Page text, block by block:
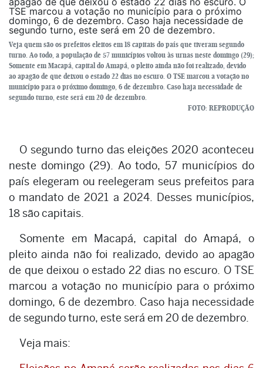
Veja quem são os prefeitos eleitos em 18 capitais do país que tiveram segundo
turno. Ao todo, a população de 57 municípios voltou às urnas neste domingo (29);
Somente em Macapá, capital do Amapá, o pleito ainda não foi realizado, devido
ao apagão de que deixou o estado 22 dias no escuro. O TSE marcou a votação no
município para o próximo domingo, 6 de dezembro. Caso haja necessidade de
segundo turno, este será em 20 de dezembro.
FOTO: REPRODUÇÃO
O segundo turno das eleições 2020 aconteceu
neste domingo (29). Ao todo, 57 municípios do
país elegeram ou reelegeram seus prefeitos para
o mandato de 2021 a 2024. Desses municípios,
18 são capitais.
Somente em Macapá, capital do Amapá, o
pleito ainda não foi realizado, devido ao apagão
de que deixou o estado 22 dias no escuro. O TSE
marcou a votação no município para o próximo
domingo, 6 de dezembro. Caso haja necessidade
de segundo turno, este será em 20 de dezembro.
Veja mais: